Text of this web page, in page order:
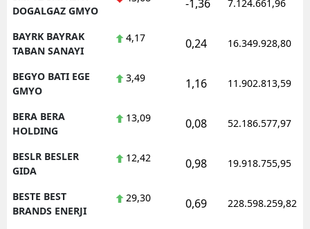
DOGALGAZ GMYO
-1,36 7.124.661,96
BAYRK BAYRAK
TABAN SANAYI
4,17 0,24 16.349.928,80
BEGYO BATI EGE
GMYO
3,49 1,16 11.902.813,59
BERA BERA
HOLDING
13,09 0,08 52.186.577,97
BESLR BESLER
GIDA
12,42 0,98 19.918.755,95
BESTE BEST
BRANDS ENERJI
29,30 0,69 228.598.259,82